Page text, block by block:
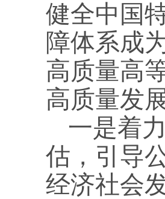
健全中国
障体系成
高质量高
高质量发
一是着
估，引导
经济社会